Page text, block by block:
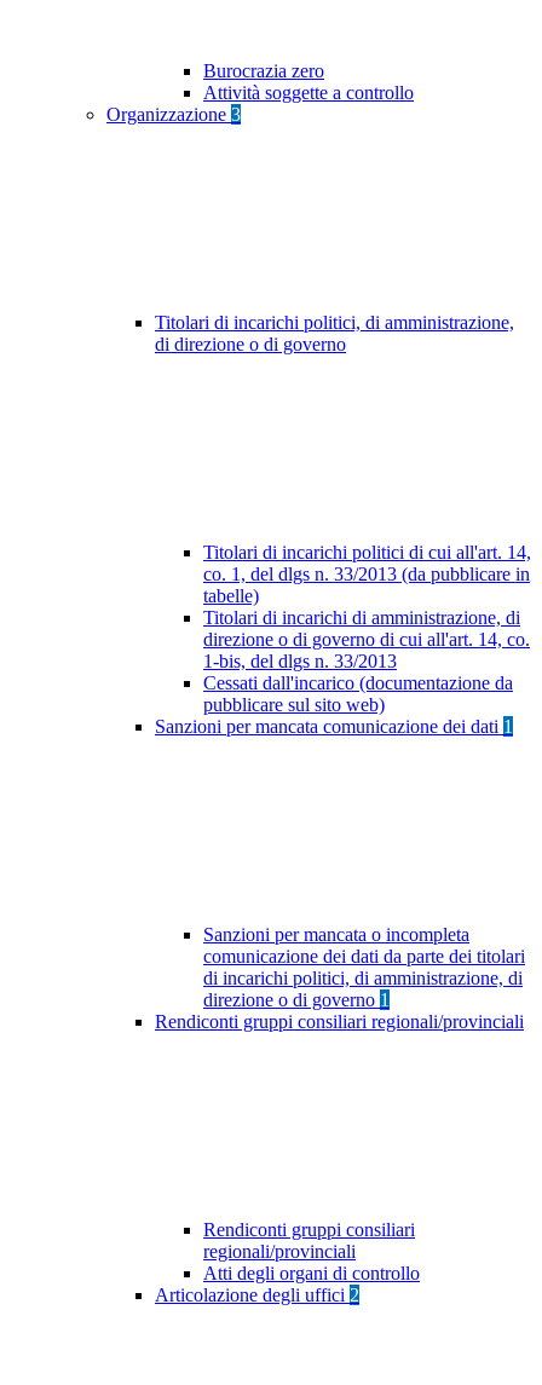
Burocrazia zero
Attività soggette a controllo
Organizzazione 3
Titolari di incarichi politici, di amministrazione,
di direzione o di governo
Titolari di incarichi politici di cui all'art. 14,
co. 1, del dlgs n. 33/2013 (da pubblicare in
tabelle)
Titolari di incarichi di amministrazione, di
direzione o di governo di cui all'art. 14, co.
1-bis, del dlgs n. 33/2013
Cessati dall'incarico (documentazione da
pubblicare sul sito web)
Sanzioni per mancata comunicazione dei dati 1
Sanzioni per mancata o incompleta
comunicazione dei dati da parte dei titolari
di incarichi politici, di amministrazione, di
direzione o di governo 1
Rendiconti gruppi consiliari regionali/provinciali
Rendiconti gruppi consiliari
regionali/provinciali
Atti degli organi di controllo
Articolazione degli uffici 2